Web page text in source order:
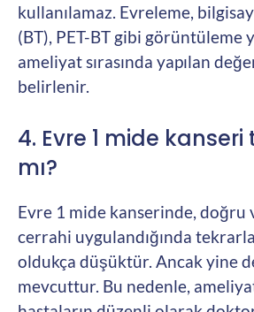
kullanılamaz. Evreleme,
(BT), PET-BT gibi görüntüleme
ameliyat sırasında yapılan
belirlenir.
4. Evre 1 mide
mı?
Evre 1 mide kanserinde, doğru
cerrahi uygulandığında
oldukça düşüktür. Ancak yine
mevcuttur. Bu nedenle,